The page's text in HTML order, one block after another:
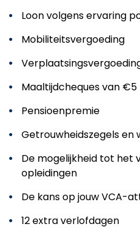
Loon volgens ervaring
Mobiliteitsvergoeding
Maaltijdcheques van €5
Pensioenpremie
Getrouwheidszegels en
De mogelijkheid tot het
opleidingen
De kans op jouw VCA-
12 extra verlofdagen